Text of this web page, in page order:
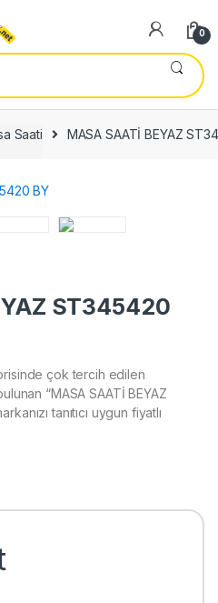
0
Saati MASA SAATİ BEYAZ
ST345420
çok tercih edilen
“MASA SAATİ BEYAZ
tanıtıcı uygun fiyatlı